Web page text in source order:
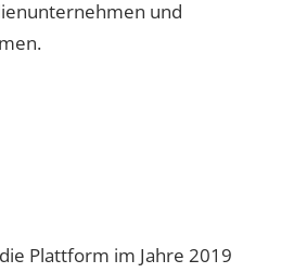
und
Plattform im Jahre 2019